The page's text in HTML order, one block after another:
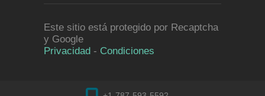
Este sitio está protegido por Recaptcha
y Google
Privacidad - Condiciones